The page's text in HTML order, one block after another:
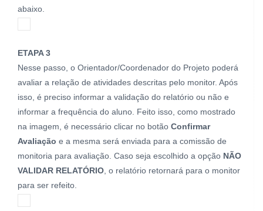
abaixo.
ETAPA 3
Nesse passo, o Orientador/Coordenador do Projeto poderá
avaliar a relação de atividades descritas pelo monitor. Após
isso, é preciso informar a validação do relatório ou não e
informar a frequência do aluno. Feito isso, como mostrado
na imagem, é necessário clicar no botão Confirmar
Avaliação e a mesma será enviada para a comissão de
monitoria para avaliação. Caso seja escolhido a opção NÃO
VALIDAR RELATÓRIO , o relatório retornará para o monitor
para ser refeito.